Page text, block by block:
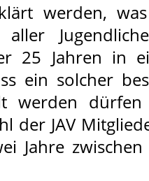
werden,
aller
25 Jahren in
ein solcher
werden
der JAV
Jahre